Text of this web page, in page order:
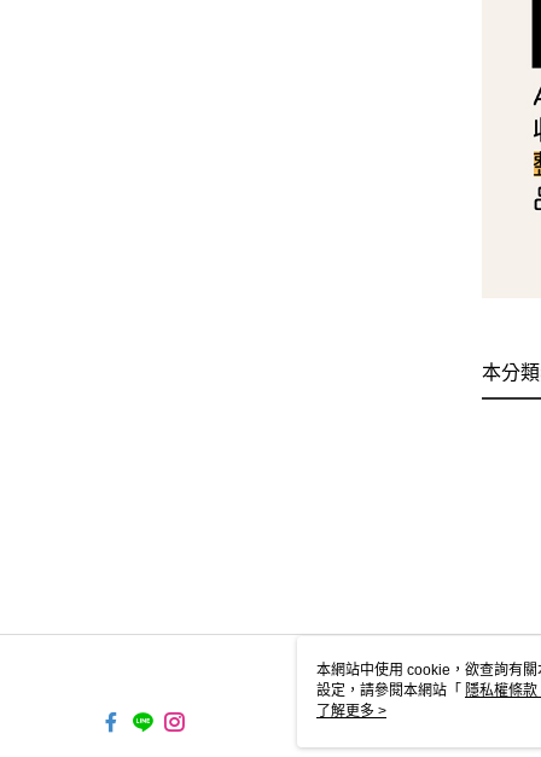
本分
本網站中使用 cookie，欲查詢有
設定，請參閱本網站「 隱私權條款
使用 cookie。
了解更多 >